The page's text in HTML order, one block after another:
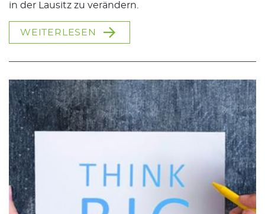
in der Lausitz zu verändern.
WEITERLESEN